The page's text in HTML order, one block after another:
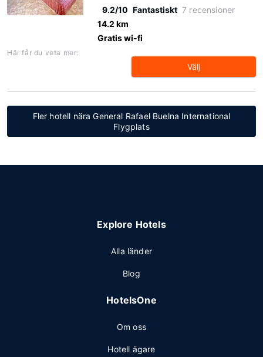
9.2/10 Fantastiskt 7 recensioner
14.2 km
Gratis wi-fi
Här får du veta mer:
Välj
Fler hotell nära General Rafael Buelna International
Flygplats
Explore Hotels
Alla länder
Blog
HotelsOne
Om oss
Hotell ägare